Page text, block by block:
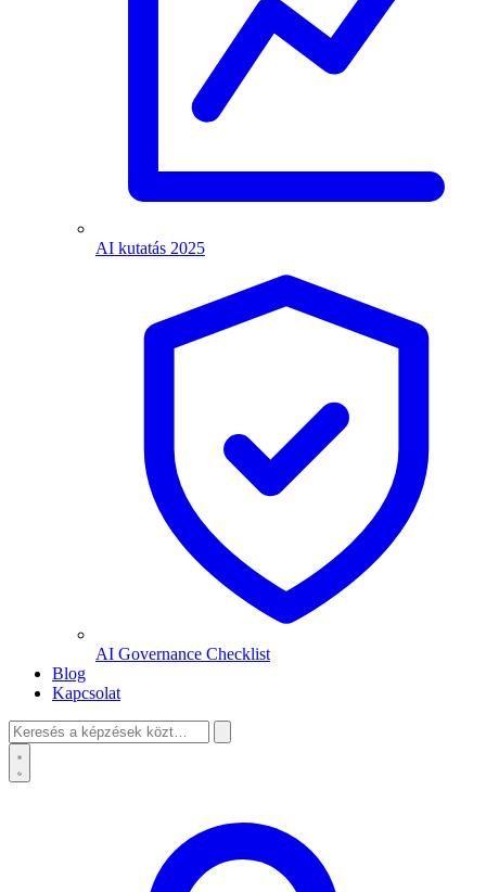
AI kutatás 2025
AI Governance Checklist
Blog
Kapcsolat